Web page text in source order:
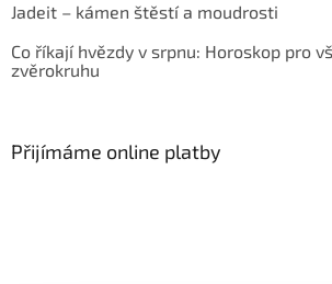
Jadeit – kámen štěstí a moudrosti
Co říkají hvězdy v srpnu: Horoskop pro
zvěrokruhu
Přijímáme online platby